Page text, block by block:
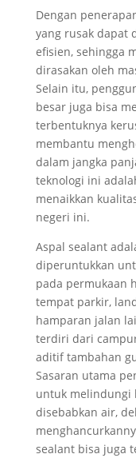
Dengan
yang rusak dapat
efisien, sehingga
dirasakan oleh
Selain itu,
besar juga bisa
terbentuknya
membantu
dalam jangka
teknologi ini
menaikkan
negeri ini.
Aspal sealant
diperuntukkan
pada permukaan
tempat parkir,
hamparan jalan
terdiri dari
aditif tambahan
Sasaran utama
untuk melindungi
disebabkan air,
sealant bisa juga